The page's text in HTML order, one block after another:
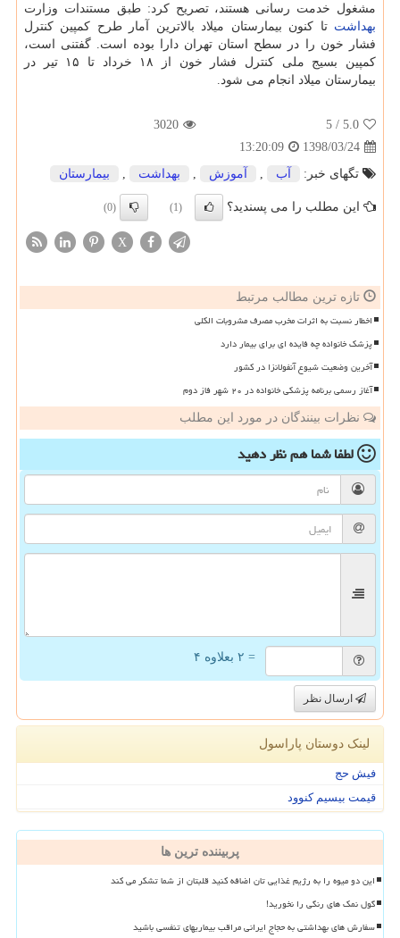
مشغول خدمت رسانی هستند، تصریح كرد: طبق مستندات وزارت
بهداشت تا كنون بیمارستان میلاد بالاترین آمار طرح كمپین كنترل
فشار خون را در سطح استان تهران دارا بوده است. گفتنی است،
كمپین بسیج ملی كنترل فشار خون از ۱۸ خرداد تا ۱۵ تیر در
بیمارستان میلاد انجام می شود.
5.0
/ 5
3020
1398/03/24
13:20:09
تگهای خبر:
آب , آموزش , بهداشت , بیمارستان
این مطلب را می پسندید؟ (1)
(0)
X
تازه ترین مطالب مرتبط
اخطار نسبت به اثرات مخرب مصرف مشروبات الکلی
پزشک خانواده چه فایده ای برای بیمار دارد
آخرین وضعیت شیوع آنفولانزا در کشور
آغاز رسمی برنامه پزشکی خانواده در ۲۰ شهر فاز دوم
نظرات بینندگان در مورد این مطلب
لطفا شما همنظر دهید
= ۲ بعلاوه ۴
ارسال نظر
لینک دوستان پاراسول
فیش حج
قیمت بیسیم کنوود
پربیننده ترین ها
این دو میوه را به رژیم غذایی تان اضافه کنید قلبتان از شما تشکر می کند
گول نمک های رنگی را نخورید!
سفارش های بهداشتی به حجاج ایرانی مراقب بیماریهای تنفسی باشید